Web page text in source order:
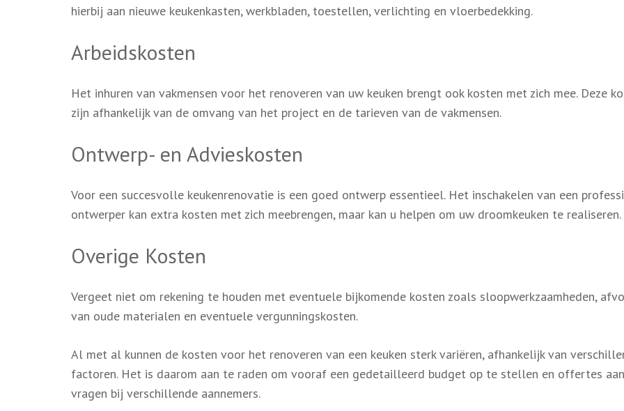
hierbij aan nieuwe keukenkasten, werkbladen, toestellen, verlichting en vloerbedekking.
Arbeidskosten
Het inhuren van vakmensen voor het renoveren van uw keuken brengt ook kosten met zich mee. Deze
zijn afhankelijk van de omvang van het project en de tarieven van de vakmensen.
Ontwerp- en Advieskosten
Voor een succesvolle keukenrenovatie is een goed ontwerp essentieel. Het inschakelen van een
ontwerper kan extra kosten met zich meebrengen, maar kan u helpen om uw droomkeuken te realiseren.
Overige Kosten
Vergeet niet om rekening te houden met eventuele bijkomende kosten zoals sloopwerkzaamheden,
van oude materialen en eventuele vergunningskosten.
Al met al kunnen de kosten voor het renoveren van een keuken sterk variëren, afhankelijk van
factoren. Het is daarom aan te raden om vooraf een gedetailleerd budget op te stellen en offertes
vragen bij verschillende aannemers.